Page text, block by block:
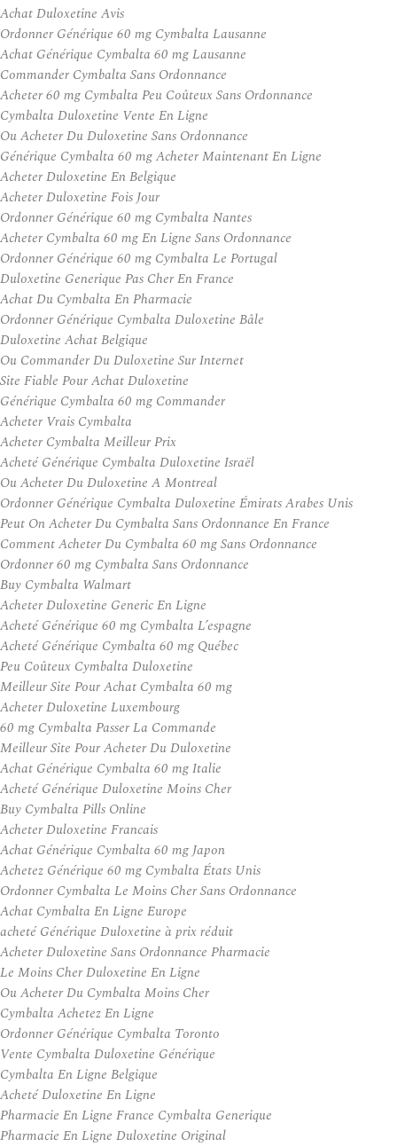
Achat Duloxetine Avis
Ordonner Générique 60 mg Cymbalta Lausanne
Achat Générique Cymbalta 60 mg Lausanne
Commander Cymbalta Sans Ordonnance
Acheter 60 mg Cymbalta Peu Coûteux Sans Ordonnance
Cymbalta Duloxetine Vente En Ligne
Ou Acheter Du Duloxetine Sans Ordonnance
Générique Cymbalta 60 mg Acheter Maintenant En Ligne
Acheter Duloxetine En Belgique
Acheter Duloxetine Fois Jour
Ordonner Générique 60 mg Cymbalta Nantes
Acheter Cymbalta 60 mg En Ligne Sans Ordonnance
Ordonner Générique 60 mg Cymbalta Le Portugal
Duloxetine Generique Pas Cher En France
Achat Du Cymbalta En Pharmacie
Ordonner Générique Cymbalta Duloxetine Bâle
Duloxetine Achat Belgique
Ou Commander Du Duloxetine Sur Internet
Site Fiable Pour Achat Duloxetine
Générique Cymbalta 60 mg Commander
Acheter Vrais Cymbalta
Acheter Cymbalta Meilleur Prix
Acheté Générique Cymbalta Duloxetine Israël
Ou Acheter Du Duloxetine A Montreal
Ordonner Générique Cymbalta Duloxetine Émirats Arabes Unis
Peut On Acheter Du Cymbalta Sans Ordonnance En France
Comment Acheter Du Cymbalta 60 mg Sans Ordonnance
Ordonner 60 mg Cymbalta Sans Ordonnance
Buy Cymbalta Walmart
Acheter Duloxetine Generic En Ligne
Acheté Générique 60 mg Cymbalta L’espagne
Acheté Générique Cymbalta 60 mg Québec
Peu Coûteux Cymbalta Duloxetine
Meilleur Site Pour Achat Cymbalta 60 mg
Acheter Duloxetine Luxembourg
60 mg Cymbalta Passer La Commande
Meilleur Site Pour Acheter Du Duloxetine
Achat Générique Cymbalta 60 mg Italie
Acheté Générique Duloxetine Moins Cher
Buy Cymbalta Pills Online
Acheter Duloxetine Francais
Achat Générique Cymbalta 60 mg Japon
Achetez Générique 60 mg Cymbalta États Unis
Ordonner Cymbalta Le Moins Cher Sans Ordonnance
Achat Cymbalta En Ligne Europe
acheté Générique Duloxetine à prix réduit
Acheter Duloxetine Sans Ordonnance Pharmacie
Le Moins Cher Duloxetine En Ligne
Ou Acheter Du Cymbalta Moins Cher
Cymbalta Achetez En Ligne
Ordonner Générique Cymbalta Toronto
Vente Cymbalta Duloxetine Générique
Cymbalta En Ligne Belgique
Acheté Duloxetine En Ligne
Pharmacie En Ligne France Cymbalta Generique
Pharmacie En Ligne Duloxetine Original